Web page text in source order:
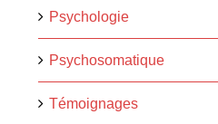
Psychologie
Psychosomatique
Témoignages